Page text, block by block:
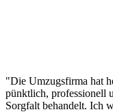
"Die Umzugsfirma hat
pünktlich, professionell
Sorgfalt behandelt. Ich